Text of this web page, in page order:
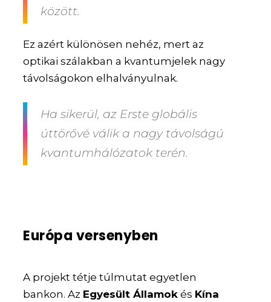
között.
Ez azért különösen nehéz, mert az
optikai szálakban a kvantumjelek nagy
távolságokon elhalványulnak.
Ha sikerül, az Erste globális
úttörővé válik a nagy távolságú
kvantumhálózatok terén.
Európa versenyben
A projekt tétje túlmutat egyetlen
bankon. Az Egyesült Államok és Kína